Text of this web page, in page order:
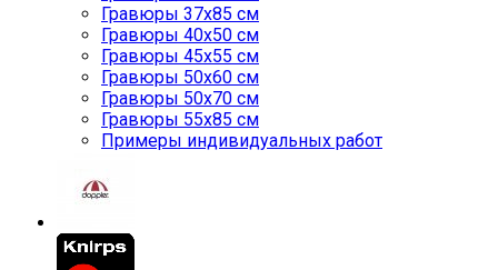
Гравюры 37x85 см
Гравюры 40x50 см
Гравюры 45x55 см
Гравюры 50x60 см
Гравюры 50x70 см
Гравюры 55x85 см
Примеры индивидуальных работ